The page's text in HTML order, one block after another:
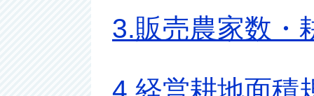
3.販売農家数・
4.経営耕地面積